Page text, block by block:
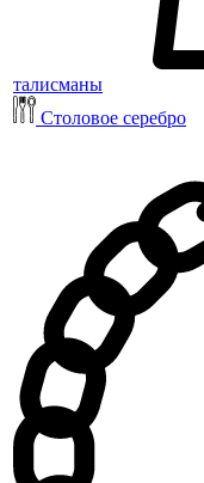
талисманы
Столовое серебро